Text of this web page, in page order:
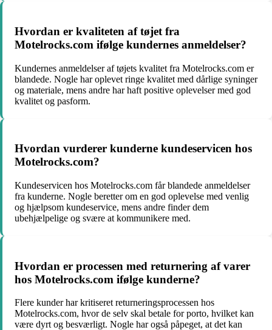
Hvordan er kvaliteten af tøjet fra
Motelrocks.com ifølge kundernes anmeldelser?
Kundernes anmeldelser af tøjets kvalitet fra Motelrocks.com er
blandede. Nogle har oplevet ringe kvalitet med dårlige syninger
og materiale, mens andre har haft positive oplevelser med god
kvalitet og pasform.
Hvordan vurderer kunderne kundeservicen hos
Motelrocks.com?
Kundeservicen hos Motelrocks.com får blandede anmeldelser
fra kunderne. Nogle beretter om en god oplevelse med venlig
og hjælpsom kundeservice, mens andre finder dem
ubehjælpelige og svære at kommunikere med.
Hvordan er processen med returnering af varer
hos Motelrocks.com ifølge kunderne?
Flere kunder har kritiseret returneringsprocessen hos
Motelrocks.com, hvor de selv skal betale for porto, hvilket kan
være dyrt og besværligt. Nogle har også påpeget, at det kan